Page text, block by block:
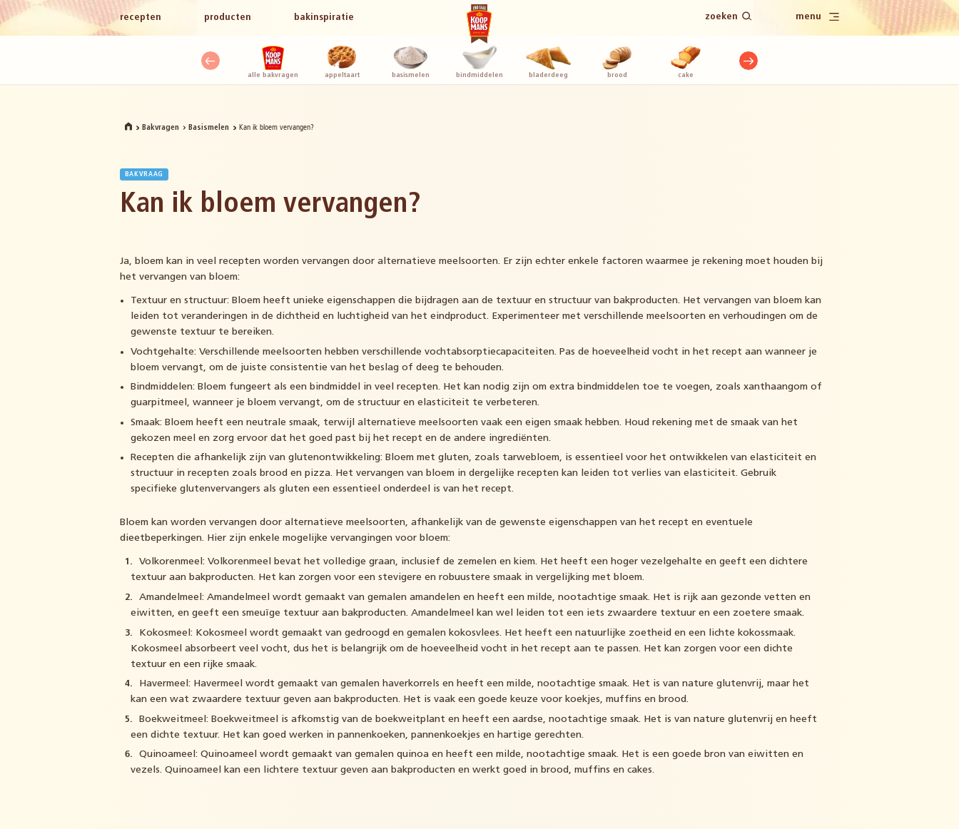
recepten producten bakinspiratie zoeken menu
alle bakvragen appeltaart basismelen bindmiddelen bladerdeeg brood cake
Bakvragen Basismelen Kan ik bloem vervangen?
BAKVRAAG
Kan ik bloem vervangen?
Ja, bloem kan in veel recepten worden vervangen door alternatieve meelsoorten. Er zijn echter enkele factoren waarmee je rekening moet houden bij
het vervangen van bloem:
Textuur en structuur: Bloem heeft unieke eigenschappen die bijdragen aan de textuur en structuur van bakproducten. Het vervangen van bloem kan
leiden tot veranderingen in de dichtheid en luchtigheid van het eindproduct. Experimenteer met verschillende meelsoorten en verhoudingen om de
gewenste textuur te bereiken.
Vochtgehalte: Verschillende meelsoorten hebben verschillende vochtabsorptiecapaciteiten. Pas de hoeveelheid vocht in het recept aan wanneer je
bloem vervangt, om de juiste consistentie van het beslag of deeg te behouden.
Bindmiddelen: Bloem fungeert als een bindmiddel in veel recepten. Het kan nodig zijn om extra bindmiddelen toe te voegen, zoals xanthaangom of
guarpitmeel, wanneer je bloem vervangt, om de structuur en elasticiteit te verbeteren.
Smaak: Bloem heeft een neutrale smaak, terwijl alternatieve meelsoorten vaak een eigen smaak hebben. Houd rekening met de smaak van het
gekozen meel en zorg ervoor dat het goed past bij het recept en de andere ingrediënten.
Recepten die afhankelijk zijn van glutenontwikkeling: Bloem met gluten, zoals tarwebloem, is essentieel voor het ontwikkelen van elasticiteit en
structuur in recepten zoals brood en pizza. Het vervangen van bloem in dergelijke recepten kan leiden tot verlies van elasticiteit. Gebruik
specifieke glutenvervangers als gluten een essentieel onderdeel is van het recept.
Bloem kan worden vervangen door alternatieve meelsoorten, afhankelijk van de gewenste eigenschappen van het recept en eventuele
dieetbeperkingen. Hier zijn enkele mogelijke vervangingen voor bloem:
Volkorenmeel: Volkorenmeel bevat het volledige graan, inclusief de zemelen en kiem. Het heeft een hoger vezelgehalte en geeft een dichtere
textuur aan bakproducten. Het kan zorgen voor een stevigere en robuustere smaak in vergelijking met bloem.
Amandelmeel: Amandelmeel wordt gemaakt van gemalen amandelen en heeft een milde, nootachtige smaak. Het is rijk aan gezonde vetten en
eiwitten, en geeft een smeuïge textuur aan bakproducten. Amandelmeel kan wel leiden tot een iets zwaardere textuur en een zoetere smaak.
Kokosmeel: Kokosmeel wordt gemaakt van gedroogd en gemalen kokosvlees. Het heeft een natuurlijke zoetheid en een lichte kokossmaak.
Kokosmeel absorbeert veel vocht, dus het is belangrijk om de hoeveelheid vocht in het recept aan te passen. Het kan zorgen voor een dichte
textuur en een rijke smaak.
Havermeel: Havermeel wordt gemaakt van gemalen haverkorrels en heeft een milde, nootachtige smaak. Het is van nature glutenvrij, maar het
kan een wat zwaardere textuur geven aan bakproducten. Het is vaak een goede keuze voor koekjes, muffins en brood.
Boekweitmeel: Boekweitmeel is afkomstig van de boekweitplant en heeft een aardse, nootachtige smaak. Het is van nature glutenvrij en heeft
een dichte textuur. Het kan goed werken in pannenkoeken, pannenkoekjes en hartige gerechten.
Quinoameel: Quinoameel wordt gemaakt van gemalen quinoa en heeft een milde, nootachtige smaak. Het is een goede bron van eiwitten en
vezels. Quinoameel kan een lichtere textuur geven aan bakproducten en werkt goed in brood, muffins en cakes.